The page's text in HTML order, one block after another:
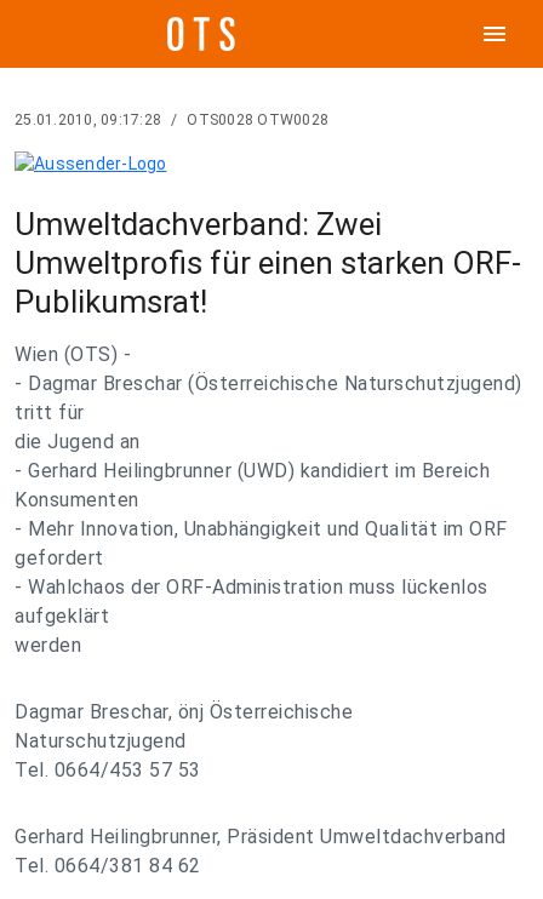
menu
25.01.2010, 09:17:28 / OTS0028 OTW0028
Umweltdachverband: Zwei
Umweltprofis für einen starken ORF-
Publikumsrat!
Wien (OTS) -
- Dagmar Breschar (Österreichische Naturschutzjugend)
tritt für
die Jugend an
- Gerhard Heilingbrunner (UWD) kandidiert im Bereich
Konsumenten
- Mehr Innovation, Unabhängigkeit und Qualität im ORF
gefordert
- Wahlchaos der ORF-Administration muss lückenlos
aufgeklärt
werden
Dagmar Breschar, önj Österreichische
Naturschutzjugend
Tel. 0664/453 57 53
Gerhard Heilingbrunner, Präsident Umweltdachverband
Tel. 0664/381 84 62